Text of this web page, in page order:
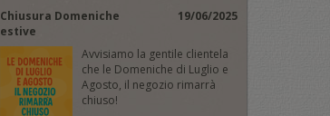
Chiusura Domeniche
estive
19/06/2025
Avvisiamo la gentile clientela
che le Domeniche di Luglio e
Agosto, il negozio rimarrà
chiuso!